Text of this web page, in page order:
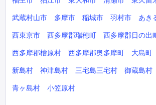
武蔵村山市 多摩市 稲城市 羽村市 あき
西東京市 西多摩郡瑞穂町 西多摩郡日の出
西多摩郡檜原村 西多摩郡奥多摩町 大島町
新島村 神津島村 三宅島三宅村 御蔵島村
青ヶ島村 小笠原村